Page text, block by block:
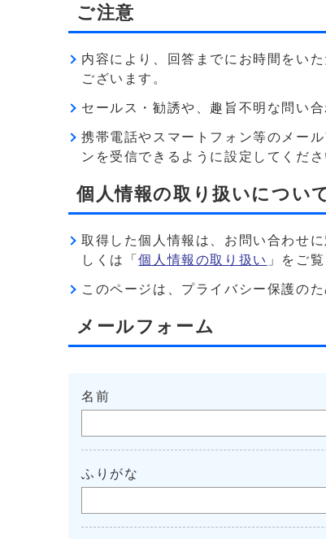
ご注意
内容により、回答までにお時間をい
ございます。
セールス・勧誘や、趣旨不明な問い
携帯電話やスマートフォン等のメー
ンを受信できるように設定してくださ
個人情報の取り扱いについ
取得した個人情報は、お問い合わせ
しくは「個人情報の取り扱い 」をご
このページは、プライバシー保護の
メールフォーム
名前
ふりがな